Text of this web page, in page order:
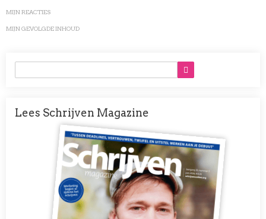
MIJN REACTIES
MIJN GEVOLGDE INHOUD
Lees Schrijven Magazine
Afbeelding